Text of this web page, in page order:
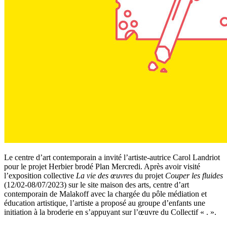
Le centre d’art contemporain a invité l’artiste-autrice Carol Landriot
pour le projet Herbier brodé Plan Mercredi. Après avoir visité
l’exposition collective La vie des œuvres du projet Couper les fluides
(12/02-08/07/2023) sur le site maison des arts, centre d’art
contemporain de Malakoff avec la chargée du pôle médiation et
éducation artistique, l’artiste a proposé au groupe d’enfants une
initiation à la broderie en s’appuyant sur l’œuvre du Collectif « . ».